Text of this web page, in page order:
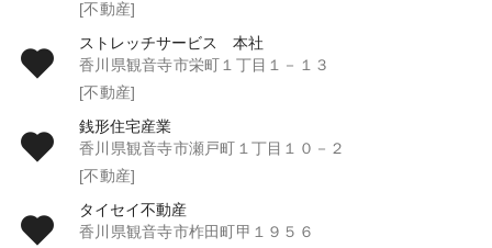
[不動産]
ストレッチサービス 本社
香川県観音寺市栄町１丁目１－１３
[不動産]
銭形住宅産業
香川県観音寺市瀬戸町１丁目１０－２
[不動産]
タイセイ不動産
香川県観音寺市柞田町甲１９５６